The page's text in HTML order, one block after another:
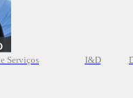
Serviços I&D